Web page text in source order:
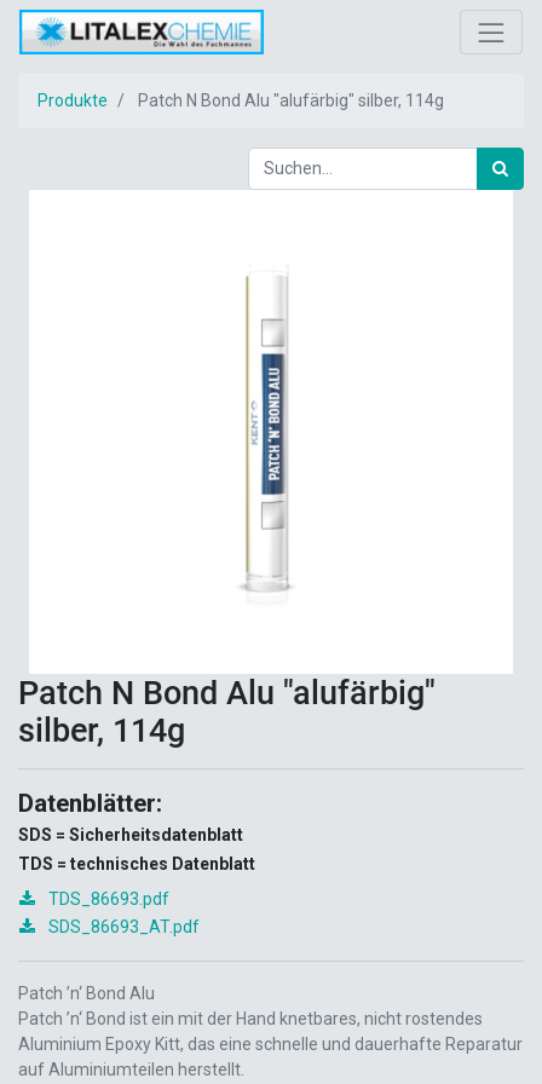
Produkte Patch N Bond Alu "alufärbig" silber, 114g
Patch N Bond Alu "alufärbig"
silber, 114g
Datenblätter:
SDS = Sicherheitsdatenblatt
TDS = technisches Datenblatt
TDS_86693.pdf
SDS_86693_AT.pdf
Patch ’n‘ Bond Alu
Patch ’n‘ Bond ist ein mit der Hand knetbares, nicht rostendes
Aluminium Epoxy Kitt, das eine schnelle und dauerhafte Reparatur
auf Aluminiumteilen herstellt.